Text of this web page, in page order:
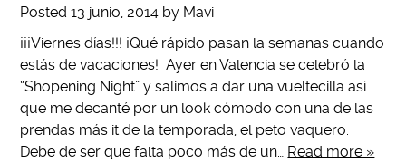
Posted13 junio, 2014 by Mavi
¡¡¡Viernes días!!! ¡Qué rápido pasan la semanas cuando
estás de vacaciones! Ayer en Valencia se celebró la
“Shopening Night” y salimos a dar una vueltecilla así
que me decanté por un look cómodo con una de las
prendas más it de la temporada, el peto vaquero.
Debe de ser que falta poco más de un… Read more »